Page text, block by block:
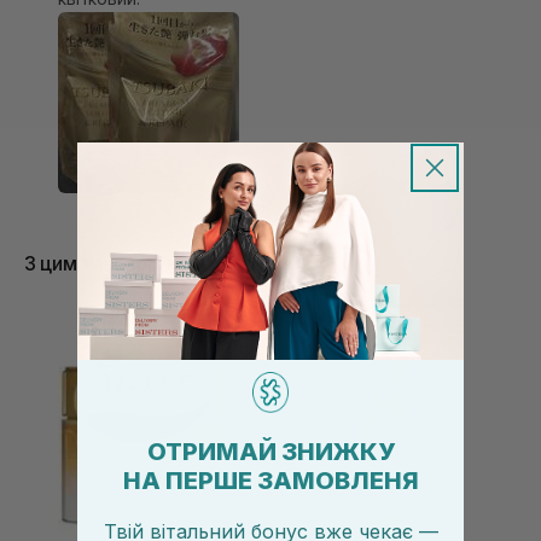
З цим товаром купують
ОТРИМАЙ ЗНИЖКУ
НА ПЕРШЕ ЗАМОВЛЕНЯ
Твій вітальний бонус вже чекає —